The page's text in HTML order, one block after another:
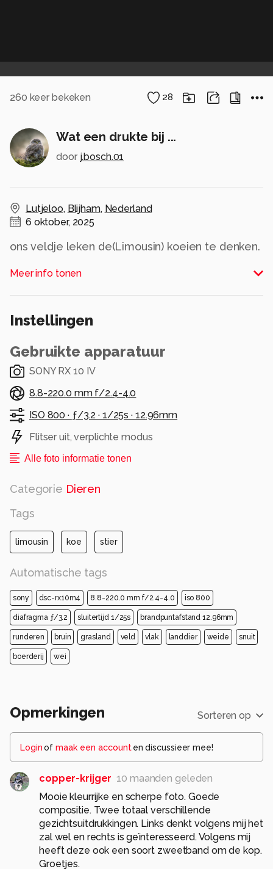
260 keer bekeken 28
Wat een drukte bij ...
door j.bosch.01
Lutjeloo, Blijham, Nederland
6 oktober, 2025
ons veldje leken de(Limousin) koeien te denken.
...maar dit maakte het goed🤭
Allen bedankt voor de reacties en 💚💚
Alle rechten voorbehouden
Meer info tonen
Instellingen
Gebruikte apparatuur
SONY RX 10 IV
8.8-220.0 mm f/2.4-4.0
ISO 800 · ƒ/3.2 · 1/25s · 12.96mm
Flitser uit, verplichte modus
Alle foto informatie tonen
Categorie Dieren
Tags
limousin koe stier
Automatische tags
sony dsc-rx10m4 8.8-220.0 mm f/2.4-4.0 iso 800
diafragma ƒ/3.2 sluitertijd 1/25s brandpuntafstand 12.96mm
runderen bruin grasland veld vlak landdier weide snuit
boerderij wei
Opmerkingen Sorteren op
Loginof maak een account en discussieer mee!
copper-krijger 10 maanden geleden
Mooie kleurrijke en scherpe foto. Goede
compositie. Twee totaal verschillende
gezichtsuitdrukkingen. Links denkt volgens mij het
zal wel en rechts is geïnteresseerd. Volgens mij
heeft deze ook een soort zweetband om de kop.
Groetjes.